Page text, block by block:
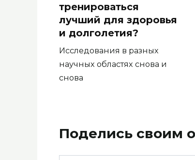
тренироваться
лучший для здоровья
и долголетия?
Исследования в разных
научных областях снова и
снова
Поделись своим